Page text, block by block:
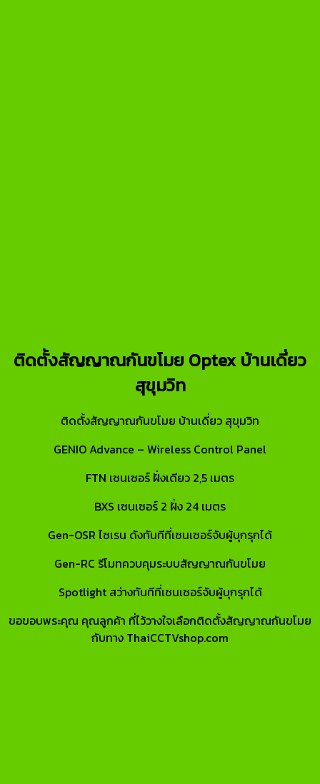
ติดตั้งสัญญาณกันขโมย Optex บ้านเดี่ยว
สุขุมวิท
ติดตั้งสัญญาณกันขโมย บ้านเดี่ยว สุขุมวิท
GENIO Advance – Wireless Control Panel
FTN เซนเซอร์ ฝั่งเดียว 2,5 เมตร
BXS เซนเซอร์ 2 ฝั่ง 24 เมตร
Gen-OSR ไซเรน ดังทันทีที่เซนเซอร์จับผู้บุกรุกได้
Gen-RC รีโมทควบคุมระบบสัญญาณกันขโมย
Spotlight สว่างทันทีที่เซนเซอร์จับผู้บุกรุกได้
ขอขอบพระคุณ คุณลูกค้า ที่ไว้วางใจเลือกติดตั้งสัญญาณกันขโมย
กับทาง ThaiCCTVshop.com